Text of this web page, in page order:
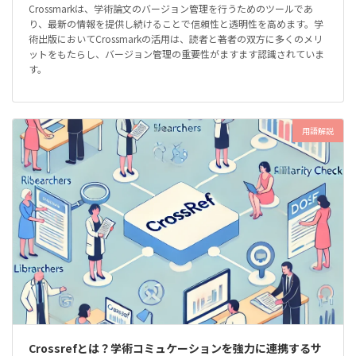
Crossmarkは、学術論文のバージョン管理を行うためのツールであ
り、最新の情報を提供し続けることで信頼性と透明性を高めます。学
術出版においてCrossmarkの活用は、読者と著者の双方に多くのメリ
ットをもたらし、バージョン管理の重要性がますます認識されていま
す。
用語解説
Crossrefとは？学術コミュケーションを強力に連携するサ